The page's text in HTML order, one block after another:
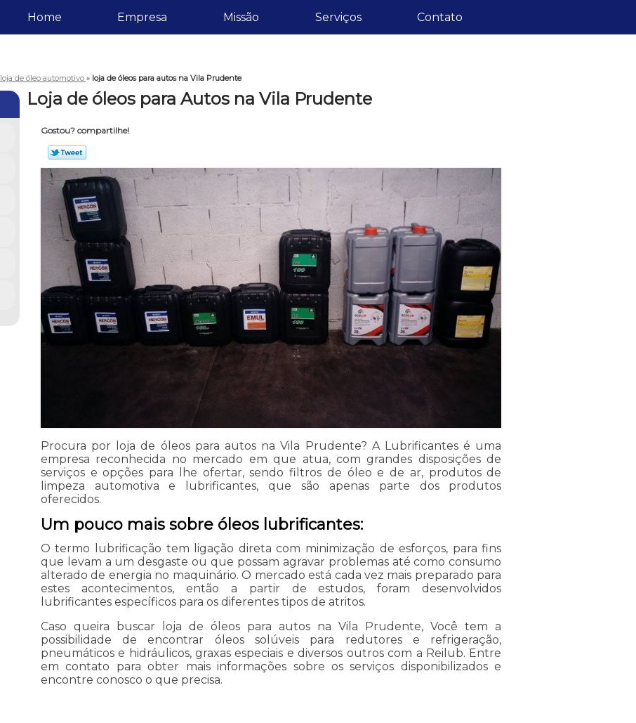
Home Empresa Missão Serviços Contato
loja de óleo automotivo » loja de óleos para autos na Vila Prudente
Loja de óleos para Autos na Vila Prudente
Gostou? compartilhe!
Procura por loja de óleos para autos na Vila Prudente? A Lubrificantes é uma
empresa reconhecida no mercado em que atua, com grandes disposições de
serviços e opções para lhe ofertar, sendo filtros de óleo e de ar, produtos de
limpeza automotiva e lubrificantes, que são apenas parte dos produtos
oferecidos.
Um pouco mais sobre óleos lubrificantes:
O termo lubrificação tem ligação direta com minimização de esforços, para fins
que levam a um desgaste ou que possam agravar problemas até como consumo
alterado de energia no maquinário. O mercado está cada vez mais preparado para
estes acontecimentos, então a partir de estudos, foram desenvolvidos
lubrificantes específicos para os diferentes tipos de atritos.
Caso queira buscar loja de óleos para autos na Vila Prudente, Você tem a
possibilidade de encontrar óleos solúveis para redutores e refrigeração,
pneumáticos e hidráulicos, graxas especiais e diversos outros com a Reilub. Entre
em contato para obter mais informações sobre os serviços disponibilizados e
encontre conosco o que precisa.